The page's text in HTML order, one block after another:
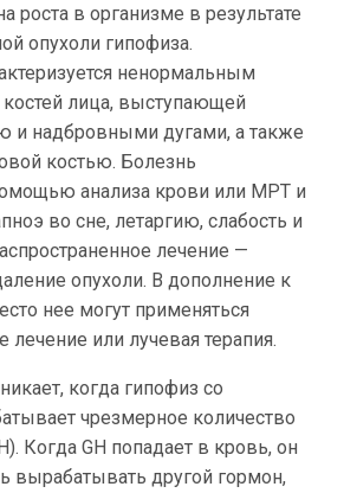
роста в организме в результате
опухоли гипофиза.
ненормальным
костей лица, выступающей
и надбровными дугами, а также
костью. Болезнь
анализа крови или МРТ и
во сне, летаргию, слабость и
лечение —
опухоли. В дополнение к
нее могут применяться
лечение или лучевая терапия.
когда гипофиз со
чрезмерное количество
Когда GH попадает в кровь, он
вырабатывать другой гормон,